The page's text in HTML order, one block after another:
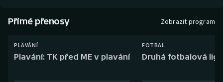
Box
Curling
Přímé přenosy Zobrazit program
PLAVÁNÍ
Plavání: TK před ME v plavání
FOTBAL
Druhá fotbalová